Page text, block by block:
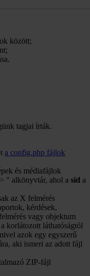
között;
tagjai írták.
a config.php fájlok
és médiafájlok
" alkönyvtár, ahol a sid a
az X felmérés
kérdések,
vagy objektum
korlátozott láthatóságtól
azok egy egyszerű
aki ismeri az adott fájl
ZIP-fájl